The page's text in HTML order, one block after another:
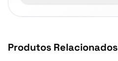
Produtos Relacionados